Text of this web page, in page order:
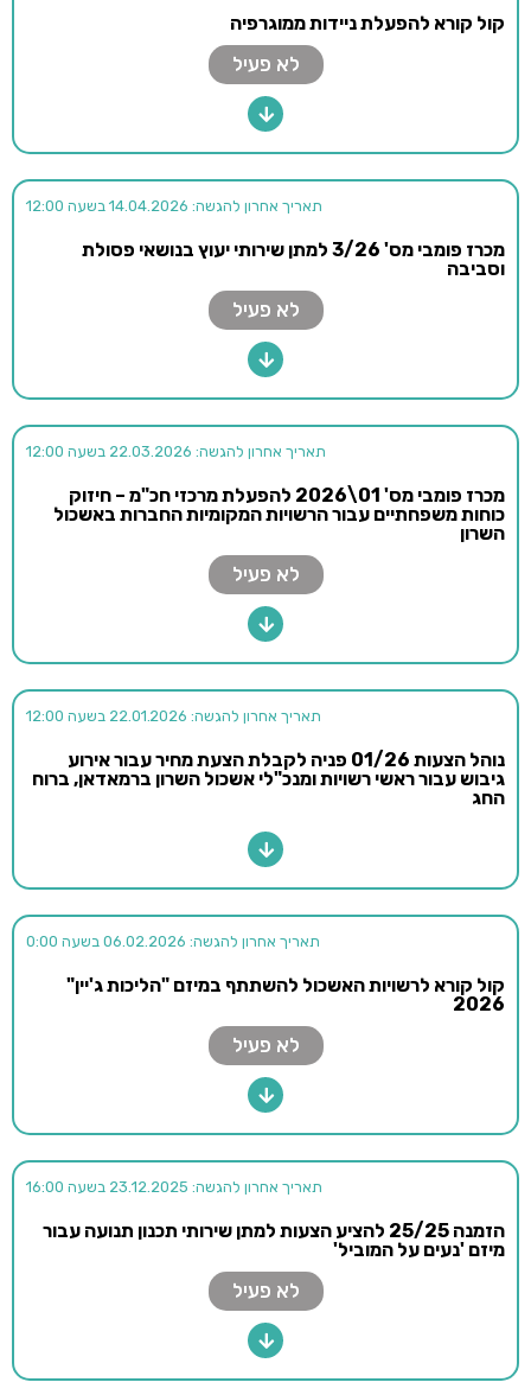
קול קורא להפעלת ניידות ממוגרפיה
לא פעיל
תאריך אחרון להגשה: 14.04.2026 בשעה 12:00
מכרז פומבי מס' 3/26 למתן שירותי יעוץ בנושאי פסולת
וסביבה
לא פעיל
תאריך אחרון להגשה: 22.03.2026 בשעה 12:00
מכרז פומבי מס' 01\2026 להפעלת מרכזי חכ"מ – חיזוק
כוחות משפחתיים עבור הרשויות המקומיות החברות באשכול
השרון
לא פעיל
תאריך אחרון להגשה: 22.01.2026 בשעה 12:00
נוהל הצעות 01/26 פניה לקבלת הצעת מחיר עבור אירוע
גיבוש עבור ראשי רשויות ומנכ"לי אשכול השרון ברמאדאן, ברוח
החג
תאריך אחרון להגשה: 06.02.2026 בשעה 0:00
קול קורא לרשויות האשכול להשתתף במיזם "הליכות ג'יין"
2026
לא פעיל
תאריך אחרון להגשה: 23.12.2025 בשעה 16:00
הזמנה 25/25 להציע הצעות למתן שירותי תכנון תנועה עבור
מיזם 'נעים על המוביל'
לא פעיל